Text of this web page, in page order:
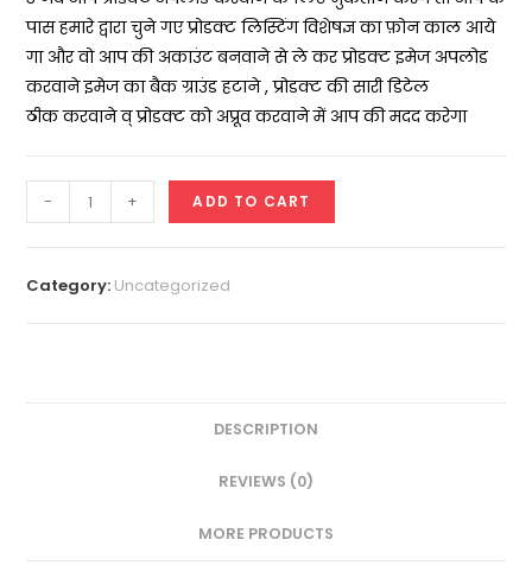
पास हमारे द्वारा चुने गए प्रोडक्ट लिस्टिंग विशेषज्ञ का फ़ोन काल आये
गा और वो आप की अकाउंट बनवाने से ले कर प्रोडक्ट इमेज अपलोड
करवाने इमेज का बैक ग्राउंड हटाने , प्रोडक्ट की सारी डिटेल
ठीक करवाने व् प्रोडक्ट को अप्रूव करवाने में आप की मदद करेगा
Product
Assistance
- + ADD TO CART
Category: Uncategorized
DESCRIPTION
REVIEWS (0)
MORE PRODUCTS